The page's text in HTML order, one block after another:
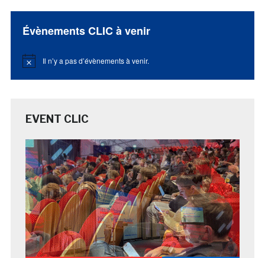
Évènements CLIC à venir
Notice Il n’y a pas d’évènements à venir.
EVENT CLIC